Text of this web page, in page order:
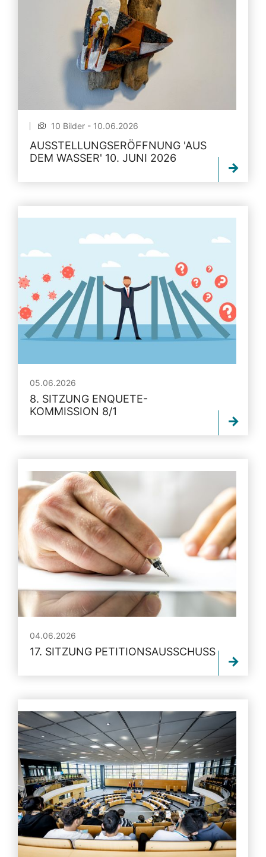
10 Bilder - 10.06.2026
AUSSTELLUNGSERÖFFNUNG 'AUS
DEM WASSER' 10. JUNI 2026
05.06.2026
8. SITZUNG ENQUETE-
KOMMISSION 8/1
04.06.2026
17. SITZUNG PETITIONSAUSSCHUSS